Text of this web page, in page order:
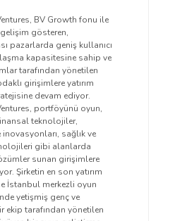
BV Growth fonu ile
gelişim gösteren,
pazarlarda geniş kullanıcı
kapasitesine sahip ve
tarafından yönetilen
girişimlere yatırım
devam ediyor.
portföyünü oyun,
teknolojiler,
inovasyonları, sağlık ve
gibi alanlarda
sunan girişimlere
Şirketin en son yatırım
İstanbul merkezli oyun
yetişmiş genç ve
ekip tarafından yönetilen